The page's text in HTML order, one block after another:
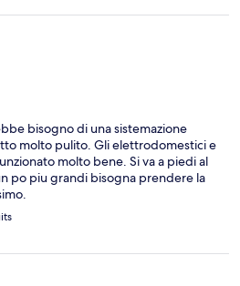
bisogno di una sistemazione
molto pulito. Gli elettrodomestici e
molto bene. Si va a piedi al
po piu grandi bisogna prendere la